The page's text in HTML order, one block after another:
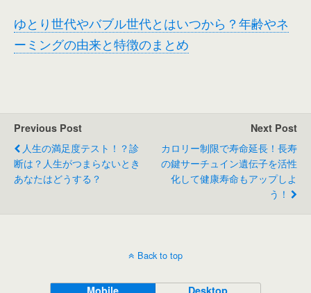
ゆとり世代やバブル世代とはいつから？年齢やネ
ーミングの由来と特徴のまとめ
Previous Post
人生の満足度テスト！？診
断は？人生がつまらないとき
あなたはどうする？
Next Post
カロリー制限で寿命延長！長寿
の鍵サーチュイン遺伝子を活性
化して健康寿命もアップしよ
う！
Back to top